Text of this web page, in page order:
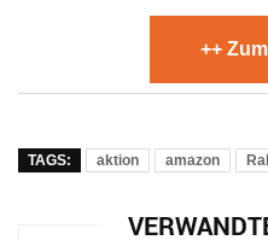
++
TAGS: aktion amazon